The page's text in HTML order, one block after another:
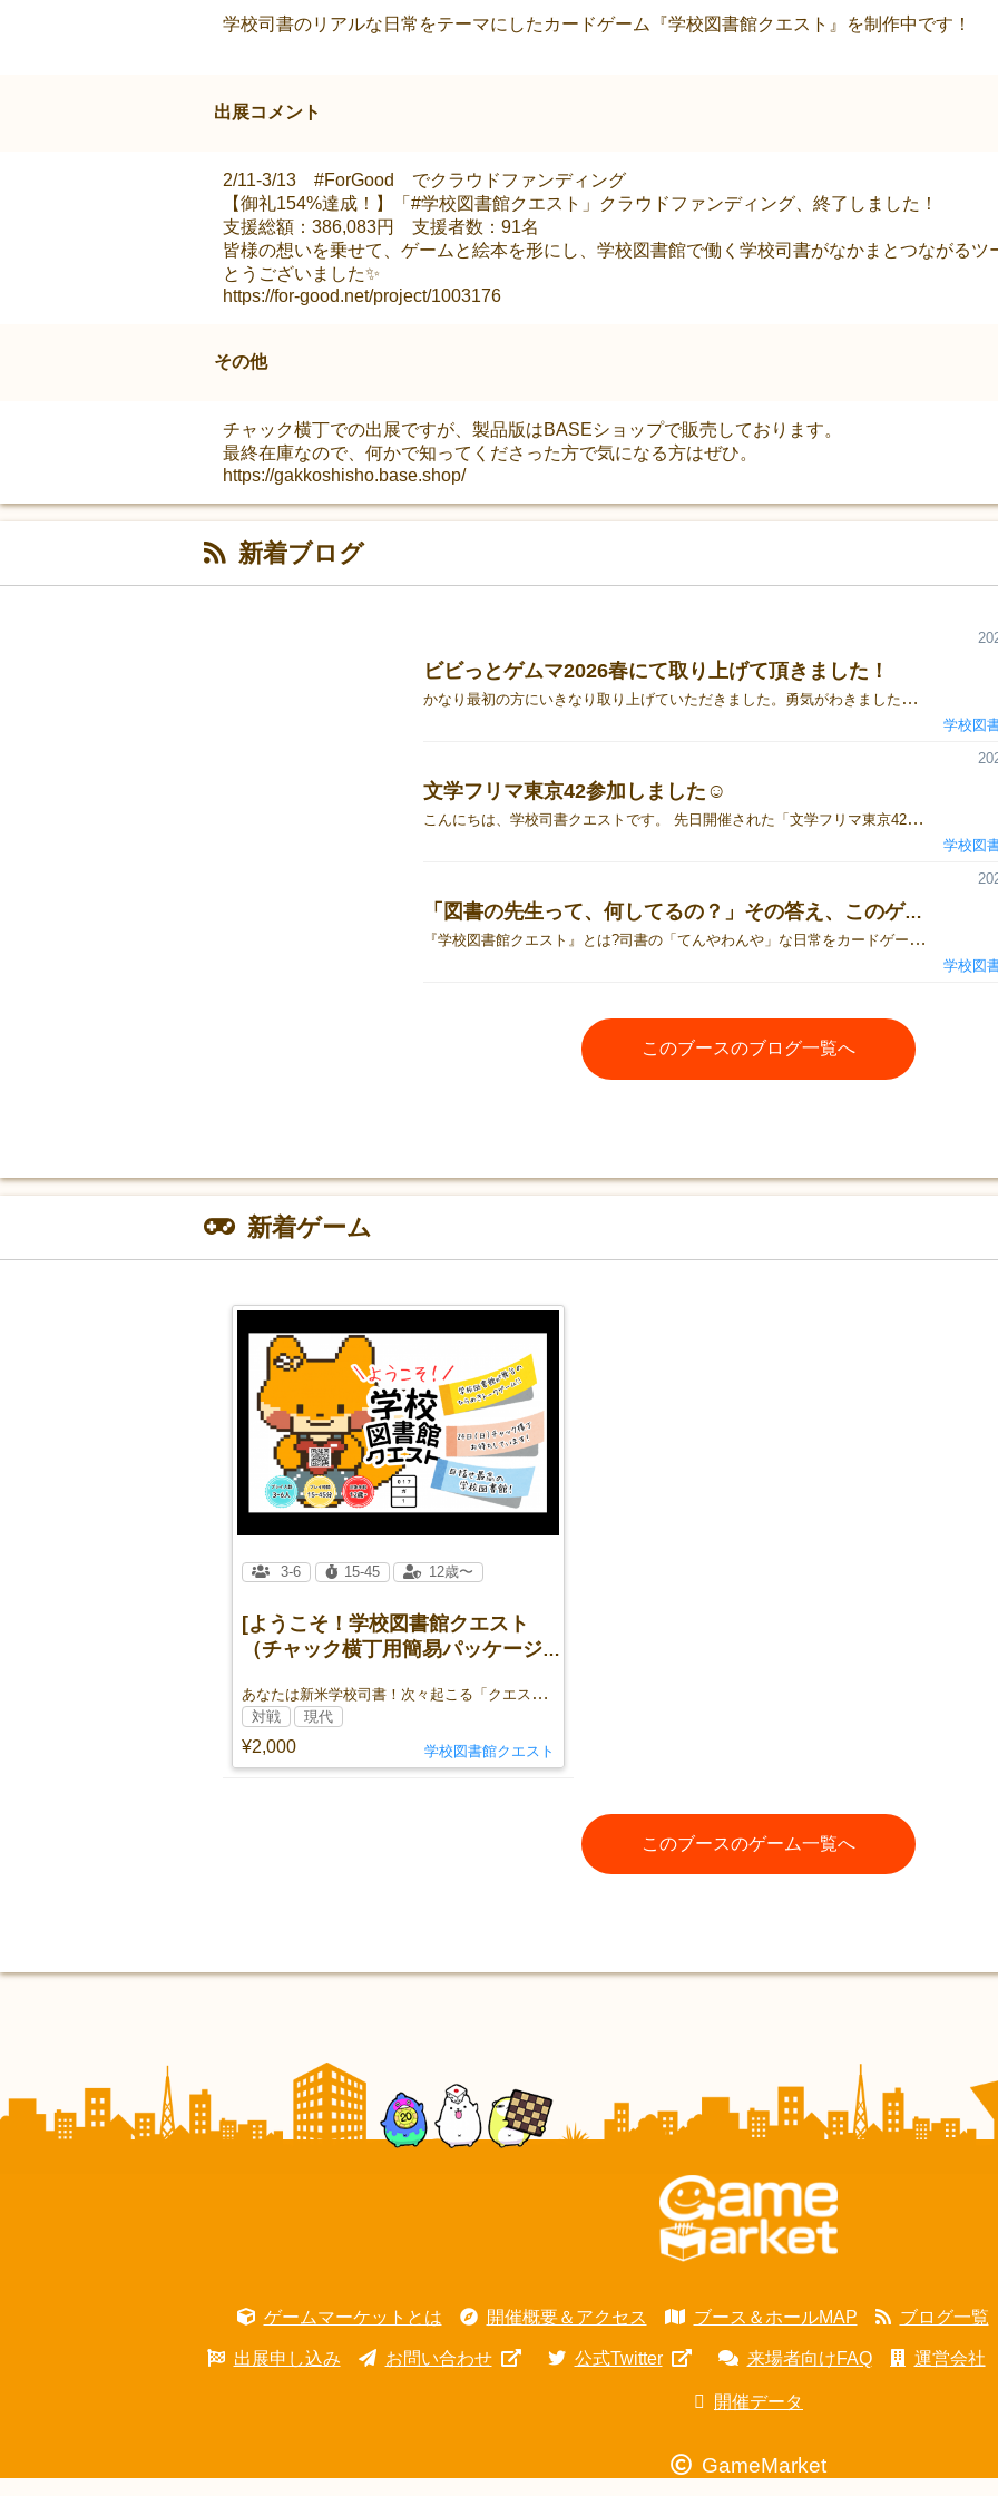
学校司書のリアルな日常をテーマにしたカードゲーム『学校図書館クエスト』を制作中です！
出展コメント
2/11-3/13 #ForGood でクラウドファンディング
【御礼154%達成！】「#学校図書館クエスト」クラウドファンディング、終了しました！
支援総額：386,083円 支援者数：91名
皆様の想いを乗せて、ゲームと絵本を形にし、学校図書館で働く学校司書がなかまとつながる
とうございました✨
https://for-good.net/project/1003176
その他
チャック横丁での出展ですが、製品版はBASEショップで販売しております。
最終在庫なので、何かで知ってくださった方で気になる方はぜひ。
https://gakkoshisho.base.shop/
新着ブログ
ビビっとゲムマ2026春にて取り上げて頂きました！
かなり最初の方にいきなり取り上げていただきました。勇気がわきました。#ビビッとゲムマ2026春https://x.com/gakutosyo_quest/status/2063938217934782967?s=20
学校図
文学フリマ東京42参加しました☺
こんにちは、学校司書クエストです。 先日開催された「文学フリマ東京42」に、一足早く出展してきました。文フリでの「2時間」の記録 「文学」のイベントということで、ボドゲ層とはまた違う方々との出会いを期待しての参加でしたが……結果は予想を上回るものでした。 開始わずか1時間半で、持参分がほぼ完売（残り4個）。 最後は展示サンプルまで希望される方にお渡しし、手ぶらで撤収することになりました。「ボドゲファン以外」の人たちが足を止めた理由 今回、特に手応えを感じたのは、プレイヤーの幅広さです。現役の司書さんや、教員養成課程のプロ「家族や友人が学校図書館にいる」という方教育実習を控えた大学生ボドゲファン以外の方々が、このゲームのコンセプトを面白いと感じ、直接のプレゼンに耳を傾けてくれたこと。これはゲームマーケットに来る皆さんに遊んでもらう上でも、大きな自信になりました。学校図書館の「独特な世界」をゲームに 学校という組織の中にある、ちょっと独特なルールや現場のリアル。それを「クエスト」という形で体験できるこのゲームは、意外なほど多くの人の関心を惹きつけています。次は、いよいよゲームマーケット本番です。 文学イベントでも認められた「学校司書クエスト」の熱量を、ぜひ会場で確かめてください！https://x.com/gakutosyo_quest/status/2051145563996061812?s=20https://note.com/gakutosyo_quest/n/naf9e7f7d00a0?sub_rt=share_pw
学校図
「図書の先生って、何してるの？」その答え、このゲームにあります。
『学校図書館クエスト』とは?司書の「てんやわんや」な日常をカードゲーム化。トラブルを「なかま」や「どうぐ」で解決する体験を通じ、楽しみながら専門性を理解。司書の方へ： 館種を超えて、毎日の「てんやわんや」を笑い飛ばし、明日への活力に！子どもたちへ： 図書の先生は実は超多忙！でも最高に楽しい、その裏側をのぞいてみよう。先生方へ： クラス活動や図書委員会で盛り上がること間違いなし！コミュニケーションの種に。司書を目指す方へ： 現場の空気が一瞬でわかる「学校図書館OJTゲーム」です。行政・自治体の方へ： 司書研修や教職員研修の導入に。現場理解を深めるツールとして活用できます。ユドナリウムコネクトでの試遊動画です！https://youtu.be/ZnowcxGm-vQ?si=nlaY_W2Z4Xa0TQesXはこちらhttps://x.com/gakutosyo_quest/status/2039983718862139794?s=20
学校図
このブースのブログ一覧へ
新着ゲーム
[ようこそ！学校図書館クエスト
（チャック横丁用簡易パッケージ
あなたは新米学校司書！次々起こる「クエスト」を解決せよ！
¥2,000
3-6 15-45 12歳〜
対戦 現代
学校図書館クエスト
このブースのゲーム一覧へ
ゲームマーケットとは 開催概要＆アクセス ブース＆ホールMAP ブログ一覧
出展申し込み お問い合わせ 公式Twitter 来場者向けFAQ 運営会社
開催データ
GameMarket